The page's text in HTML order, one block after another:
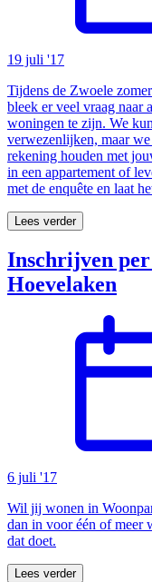
19 juli '17
Tijdens de Zwoele
bleek er veel vraag naar
woningen te zijn. We
verwezenlijken, maar
rekening houden met
in een appartement of
met de enquête en laat
Lees verder
Inschrijven
Hoevelaken
6 juli '17
Wil jij wonen in
dan in voor één of meer
dat doet.
Lees verder